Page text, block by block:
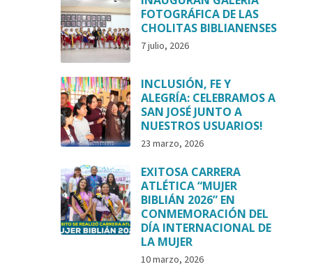
FOTOGRÁFICA DE LAS
CHOLITAS BIBLIANENSES
7 julio, 2026
INCLUSIÓN, FE Y
ALEGRÍA: CELEBRAMOS A
SAN JOSÉ JUNTO A
NUESTROS USUARIOS!
23 marzo, 2026
EXITOSA CARRERA
ATLÉTICA “MUJER
BIBLIÁN 2026” EN
CONMEMORACIÓN DEL
DÍA INTERNACIONAL DE
LA MUJER
10 marzo, 2026